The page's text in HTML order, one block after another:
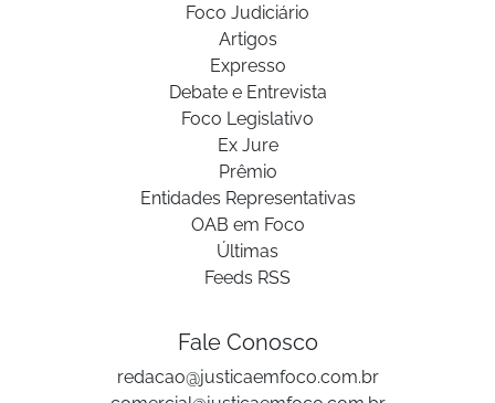
Foco Judiciário
Artigos
Expresso
Debate e Entrevista
Foco Legislativo
Ex Jure
Prêmio
Entidades Representativas
OAB em Foco
Últimas
Feeds RSS
Fale Conosco
redacao@justicaemfoco.com.br